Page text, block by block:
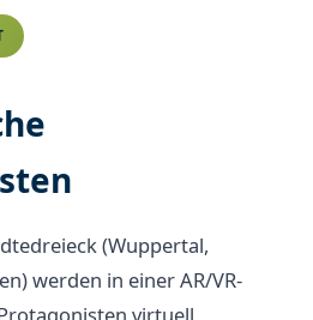
(Wuppertal,
werden in einer AR/VR-